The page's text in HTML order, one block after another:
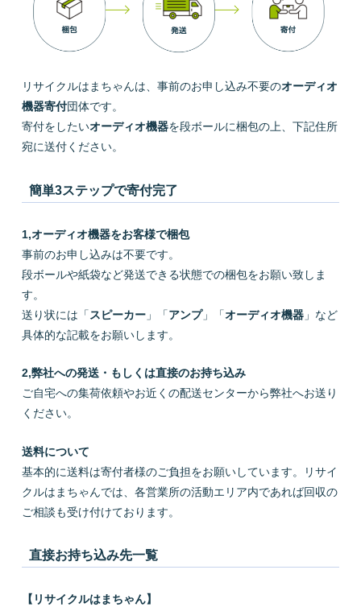
リサイクルはまちゃんは、事前のお申し込み不要のオーディオ
機器寄付団体です。
寄付をしたいオーディオ機器を段ボールに梱包の上、下記住所
宛に送付ください。
簡単3ステップで寄付完了
1,オーディオ機器をお客様で梱包
事前のお申し込みは不要です。
段ボールや紙袋など発送できる状態での梱包をお願い致しま
す。
送り状には「 スピーカー」「アンプ」「オーディオ機器」など
具体的な記載をお願いします。
2,弊社への発送・もしくは直接のお持ち込み
ご自宅への集荷依頼やお近くの配送センターから弊社へお送り
ください。
送料について
基本的に送料は寄付者様のご負担をお願いしています。リサイ
クルはまちゃんでは、各営業所の活動エリア内であれば回収の
ご相談も受け付けております。
直接お持ち込み先一覧
【リサイクルはまちゃん】